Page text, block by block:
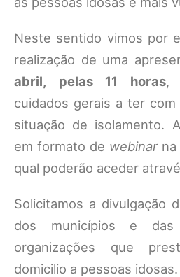
Neste sentido vimos por
realização de uma
abril, pelas 11 horas,
cuidados gerais a ter
situação de isolamento.
em formato de webinar
qual poderão aceder
Solicitamos a divulgação
dos municípios e
organizações que
domicilio a pessoas idosas.